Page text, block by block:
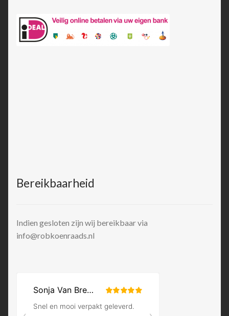
Bereikbaarheid
Indien gesloten zijn wij bereikbaar via
info@robkoenraads.nl